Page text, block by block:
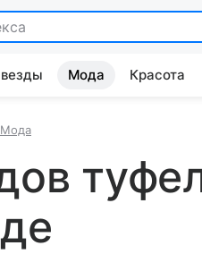
Мода Красота
Мода